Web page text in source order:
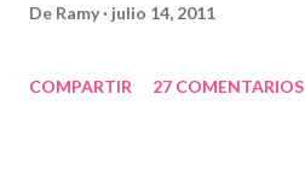
De Ramy julio 14, 2011
COMPARTIR 27 COMENTARIOS